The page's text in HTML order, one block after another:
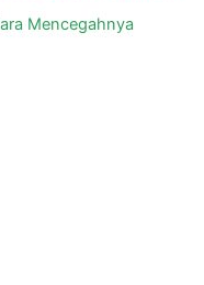
Mencegahnya